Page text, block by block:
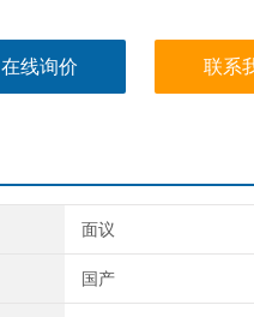
在线询价 联系
面议
国产